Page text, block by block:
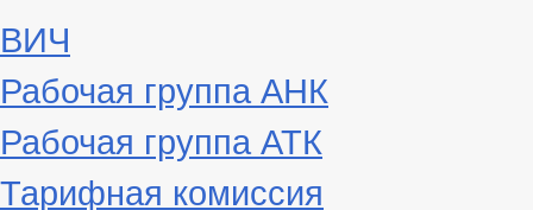
ВИЧ
Рабочая группа АНК
Рабочая группа АТК
Тарифная комиссия